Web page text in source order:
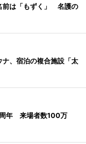
前は「もずく」 名護の
、宿泊の複合施設「太
周年 来場者数100万